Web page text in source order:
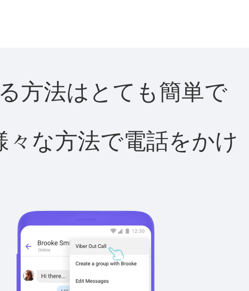
方法はとても簡単で
な方法で電話をかけ